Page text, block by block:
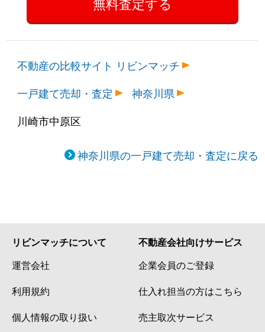
不動産の比較サイト リビンマッチ
一戸建て売却・査定
神奈川県
川崎市中原区
神奈川県の一戸建て売却・査定に戻る
リビンマッチについて
運営会社
利用規約
個人情報の取り扱い
不動産会社向けサービス
企業会員のご登録
仕入れ担当の方はこちら
売主取次サービス